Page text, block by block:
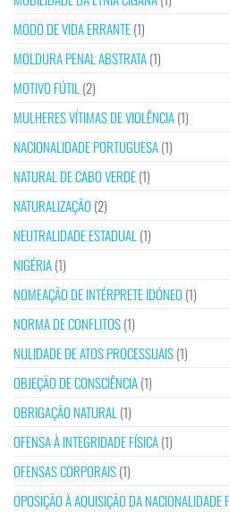
MODO DE VIDA ERRANTE(1)
MOLDURA PENAL ABSTRATA(1)
MOTIVO FÚTIL (2)
MULHERES VÍTIMAS DE VIOLÊNCIA(1)
NACIONALIDADE PORTUGUESA(1)
NATURAL DE CABO VERDE(1)
NATURALIZAÇÃO (2)
NEUTRALIDADE ESTADUAL (1)
NIGÉRIA(1)
NOMEAÇÃO DE INTÉRPRETE IDÓNEO (1)
NORMA DE CONFLITOS(1)
NULIDADE DE ATOS PROCESSUAIS(1)
OBJEÇÃO DE CONSCIÊNCIA(1)
OBRIGAÇÃO NATURAL (1)
OFENSA À INTEGRIDADE FÍSICA(1)
OFENSAS CORPORAIS(1)
OPOSIÇÃO À AQUISIÇÃO DA NACIONALIDADE